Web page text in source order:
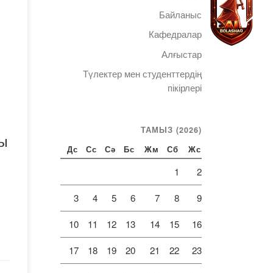
Байланыс
Кафедралар
Алғыстар
Түлектер мен студенттердің
пікірлері
ТАМЫЗ (2026)
Дс Сс Сә Бс Жм Сб Жс
1 2
3 4 5 6 7 8 9
10 11 12 13 14 15 16
17 18 19 20 21 22 23
Telegram